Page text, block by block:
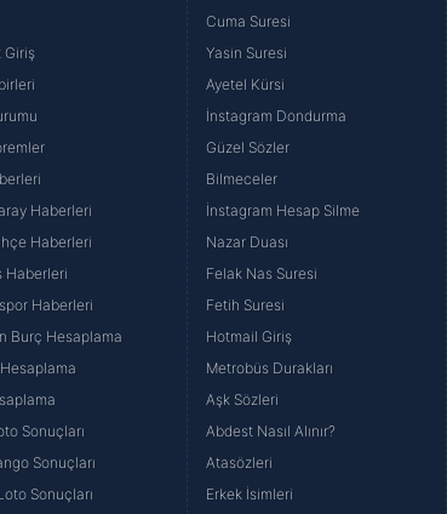
Giriş
Haberleri
Haberleri
Haberleri
Haberleri
Burç Hesaplama
Sonuçları
Sonuçları
Sonuçları
Cuma Suresi
Yasin Suresi
Ayetel Kürsi
İnstagram Dondurma
Güzel Sözler
Bilmeceler
İnstagram Hesap Silme
Nazar Duası
Felak Nas Suresi
Fetih Suresi
Hotmail Giriş
Metrobüs Durakları
Aşk Sözleri
Abdest Nasıl Alınır?
Atasözleri
Erkek İsimleri